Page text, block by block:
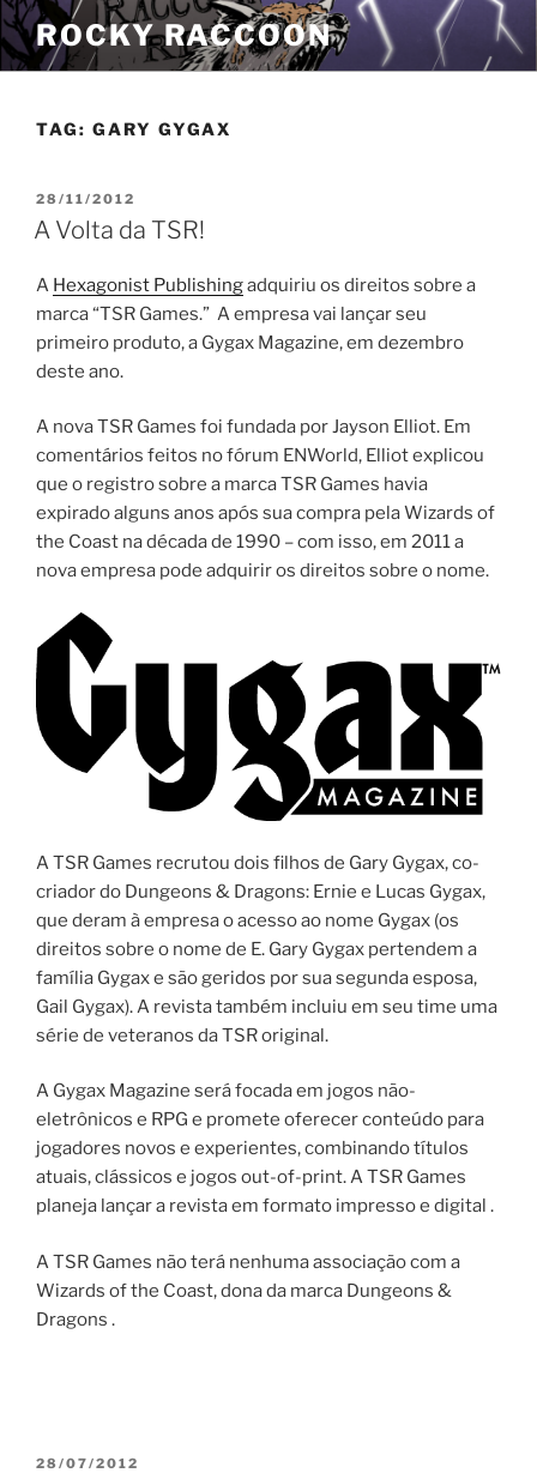
Pular
para
o
ROCKY RACCOON
TAG: GARY GYGAX
PUBLICADO
EM
28/11/2012
A Volta da TSR!
A Hexagonist Publishingadquiriu os direitos sobre a
marca “TSR Games.” A empresa vai lançar seu
primeiro produto, a Gygax Magazine, em dezembro
deste ano.
A nova TSR Games foi fundada por Jayson Elliot. Em
comentários feitos no fórum ENWorld, Elliot explicou
que o registro sobre a marca TSR Games havia
expirado alguns anos após sua compra pela Wizards of
the Coast na década de 1990 – com isso, em 2011 a
nova empresa pode adquirir os direitos sobre o nome.
A TSR Games recrutou dois filhos de Gary Gygax, co-
criador do Dungeons & Dragons: Ernie e Lucas Gygax,
que deram à empresa o acesso ao nome Gygax (os
direitos sobre o nome de E. Gary Gygax pertendem a
família Gygax e são geridos por sua segunda esposa,
Gail Gygax). A revista também incluiu em seu time uma
série de veteranos da TSR original.
A Gygax Magazine será focada em jogos não-
eletrônicos e RPG e promete oferecer conteúdo para
jogadores novos e experientes, combinando títulos
atuais, clássicos e jogos out-of-print. A TSR Games
planeja lançar a revista em formato impresso e digital .
A TSR Games não terá nenhuma associação com a
Wizards of the Coast, dona da marca Dungeons &
Dragons .
PUBLICADO
28/07/2012